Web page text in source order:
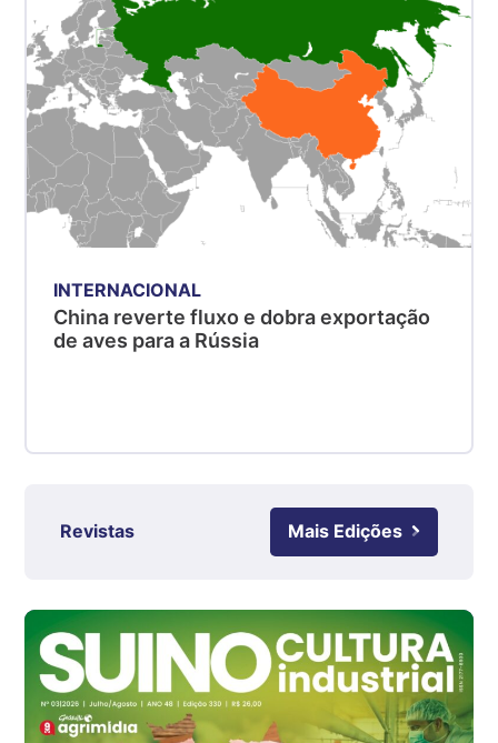
R$ 5,06
kg
Suíno - Estadual
MG
R$ 5,04
kg
Suíno - Estadual
PR
R$ 4,51
Suíno - Estadual
SC
Ovo Branco - Regional
cx
Ovo Branco - Regional
Branco
R$ 145,34
cx
INTERNACIONAL
China reverte fluxo e dobra exportação
de aves para a Rússia
Revistas Mais Edições